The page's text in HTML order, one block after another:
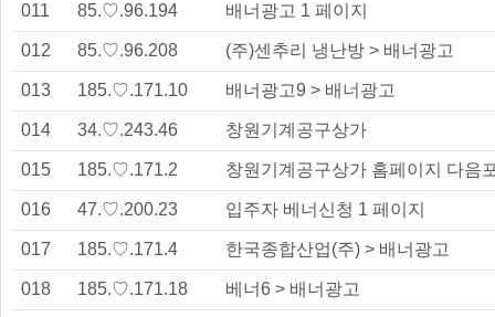
011 85.♡.96.194 배너광고 1 페이지
012 85.♡.96.208 (주)센추리 냉난방 > 배너광고
013 185.♡.171.10 배너광고9 > 배너광고
014 34.♡.243.46 창원기계공구상가
015 185.♡.171.2 창원기계공구상가 홈페이지 다음
016 47.♡.200.23 입주자 베너신청 1 페이지
017 185.♡.171.4 한국종합산업(주) > 배너광고
018 185.♡.171.18 베너6 > 배너광고